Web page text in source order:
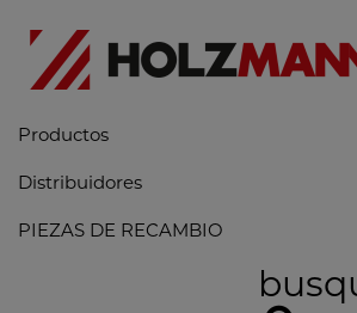
Productos
Distribuidores
PIEZAS DE RECAMBIO